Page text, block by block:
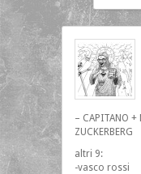
– CAPITANO +
ZUCKERBERG
altri 9:
-vasco rossi